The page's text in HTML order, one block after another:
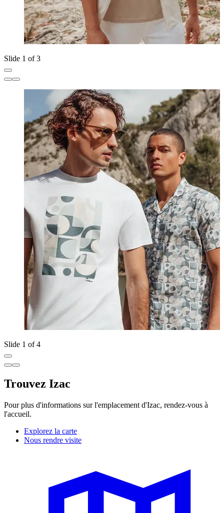
Slide 1 of 3
Slide 1 of 4
Trouvez Izac
Pour plus d'informations sur l'emplacement d'Izac, rendez-vous à
l'accueil.
Explorez la carte
Nous rendre visite